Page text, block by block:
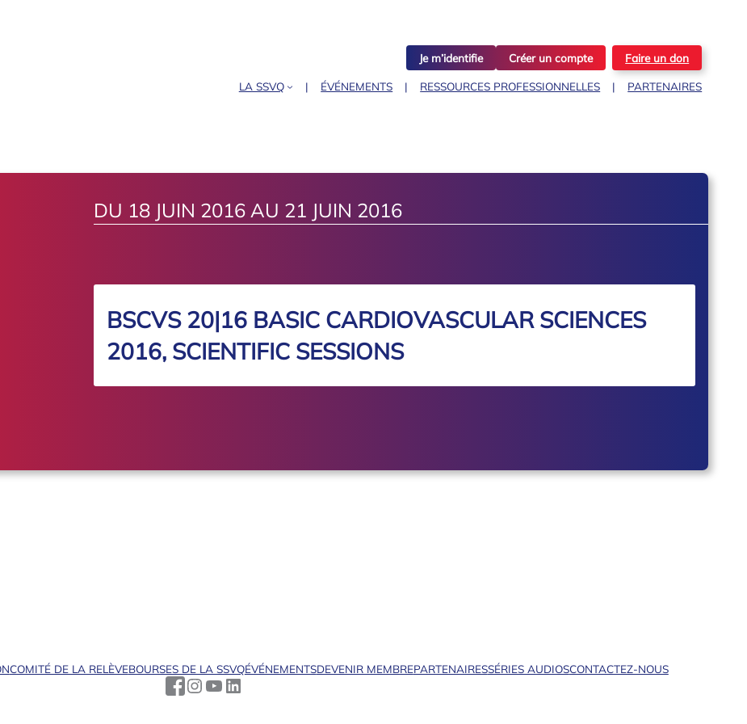
Je m’identifie Créer un compte Faire un don
LA SSVQ ÉVÉNEMENTS RESSOURCES PROFESSIONNELLES PARTENAIRES
DU 18 JUIN 2016 AU 21 JUIN 2016
BSCVS 20|16 BASIC CARDIOVASCULAR SCIENCES
2016, SCIENTIFIC SESSIONS
COMITÉ DE LA RELÈVEBOURSES DE LA SSVQÉVÉNEMENTSDEVENIR MEMBREPARTENAIRESSÉRIES AUDIOSCONTACTEZ-NOUS